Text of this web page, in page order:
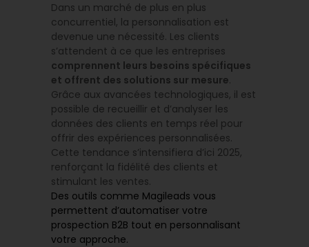
Dans un marché de plus en plus
concurrentiel, la personnalisation est
devenue une nécessité. Les clients
s’attendent à ce que les entreprises
comprennent leurs besoins spécifiques
et offrent des solutions sur mesure.
Grâce aux avancées technologiques, il est
possible de recueillir et d’analyser les
données des clients en temps réel pour
offrir des expériences personnalisées.
Cette tendance s’intensifiera d’ici 2025,
renforçant la fidélité des clients et
stimulant les ventes.
Des outils comme Magileads vous
permettent d’automatiser votre
prospection B2B tout en personnalisant
votre approche.